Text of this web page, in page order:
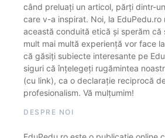
când preluați un articol, părți dintr-
care v-a inspirat. Noi, la EduPedu.ro
această conduită etică și sperăm că
mult mai multă experiență vor face
că găsiți subiecte interesante pe
siguri că înțelegeți rugămintea
(cu link), ca o declarație reciprocă
profesionalism. Vă mulțumim!
DESPRE NOI